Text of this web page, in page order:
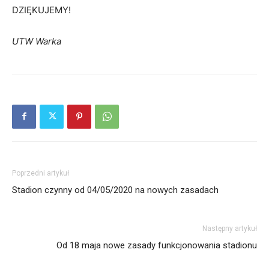
DZIĘKUJEMY!
UTW Warka
Poprzedni artykuł
Stadion czynny od 04/05/2020 na nowych zasadach
Następny artykuł
Od 18 maja nowe zasady funkcjonowania stadionu